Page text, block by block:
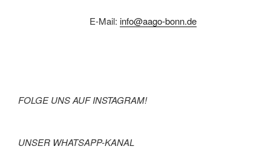
E-Mail: info@aago-bonn.de
FOLGE UNS AUF INSTAGRAM!
UNSER WHATSAPP-KANAL